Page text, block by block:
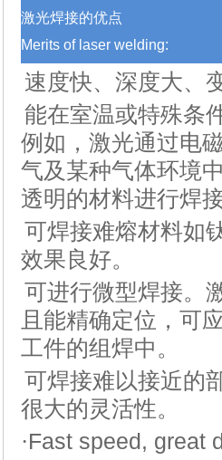
激光焊接的优点
Merits of laser welding:
速度快、深度大、
能在室温或特殊条
例如，激光通过电
气及某种气体环境
透明的材料进行焊
可焊接难熔材料如
效果良好。
可进行微型焊接。
且能精确定位，可
工件的组焊中。
可焊接难以接近的
很大的灵活性。
·Fast speed, great